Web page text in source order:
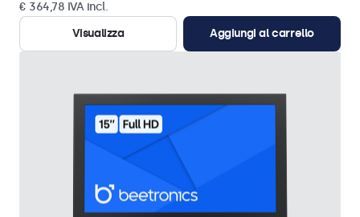
€ 364,78 IVA incl.
Visualizza
Aggiungi al carrello